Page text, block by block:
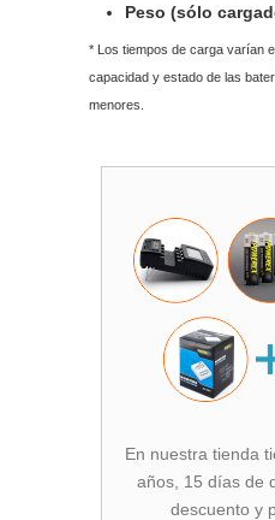
Peso (sólo
* Los tiempos de carga varían
capacidad y estado de las
menores.
En nuestra tienda
años, 15 días de
descuento y